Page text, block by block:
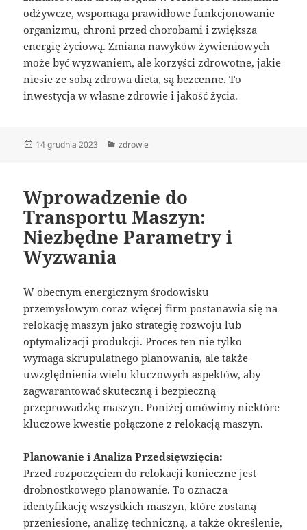
odżywcze, wspomaga prawidłowe funkcjonowanie
organizmu, chroni przed chorobami i zwiększa
energię życiową. Zmiana nawyków żywieniowych
może być wyzwaniem, ale korzyści zdrowotne, jakie
niesie ze sobą zdrowa dieta, są bezcenne. To
inwestycja w własne zdrowie i jakość życia.
Data
14 grudnia 2023 Kategorie
zdrowie
Wprowadzenie do
Transportu Maszyn:
Niezbędne Parametry i
Wyzwania
W obecnym energicznym środowisku
przemysłowym coraz więcej firm postanawia się na
relokację maszyn jako strategię rozwoju lub
optymalizacji produkcji. Proces ten nie tylko
wymaga skrupulatnego planowania, ale także
uwzględnienia wielu kluczowych aspektów, aby
zagwarantować skuteczną i bezpieczną
przeprowadzkę maszyn. Poniżej omówimy niektóre
kluczowe kwestie połączone z relokacją maszyn.
Planowanie i Analiza Przedsięwzięcia:
Przed rozpoczęciem do relokacji konieczne jest
drobnostkowego planowanie. To oznacza
identyfikację wszystkich maszyn, które zostaną
przeniesione, analizę techniczną, a także określenie,